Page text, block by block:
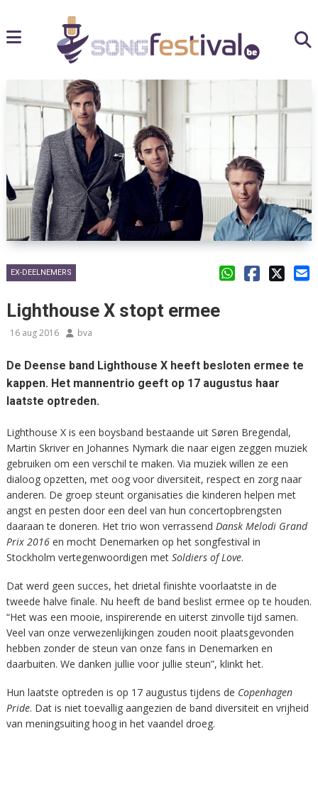
EX-DEELNEMERS
Lighthouse X stopt ermee
16 aug 2016 bva
De Deense band Lighthouse X heeft besloten ermee te
kappen. Het mannentrio geeft op 17 augustus haar
laatste optreden.
Lighthouse X is een boysband bestaande uit Søren Bregendal,
Martin Skriver en Johannes Nymark die naar eigen zeggen muziek
gebruiken om een verschil te maken. Via muziek willen ze een
dialoog opzetten, met oog voor diversiteit, respect en zorg naar
anderen. De groep steunt organisaties die kinderen helpen met
angst en pesten door een deel van hun concertopbrengsten
daaraan te doneren. Het trio won verrassend Dansk Melodi Grand
Prix 2016en mocht Denemarken op het songfestival in
Stockholm vertegenwoordigen met Soldiers of Love.
Dat werd geen succes, het drietal finishte voorlaatste in de
tweede halve finale. Nu heeft de band beslist ermee op te houden.
“Het was een mooie, inspirerende en uiterst zinvolle tijd samen.
Veel van onze verwezenlijkingen zouden nooit plaatsgevonden
hebben zonder de steun van onze fans in Denemarken en
daarbuiten. We danken jullie voor jullie steun”, klinkt het.
Hun laatste optreden is op 17 augustus tijdens de Copenhagen
Pride. Dat is niet toevallig aangezien de band diversiteit en vrijheid
van meningsuiting hoog in het vaandel droeg.